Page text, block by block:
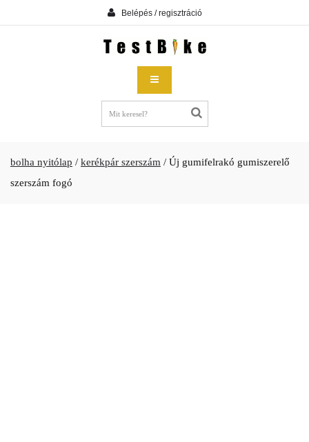
Belépés / regisztráció
bolha nyitólap / kerékpár szerszám / Új gumifelrakó gumiszerelő
szerszám fogó